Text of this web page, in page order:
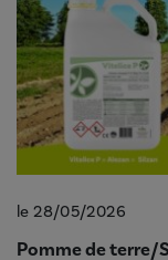
le 28/05/2026
Pomme de terre/